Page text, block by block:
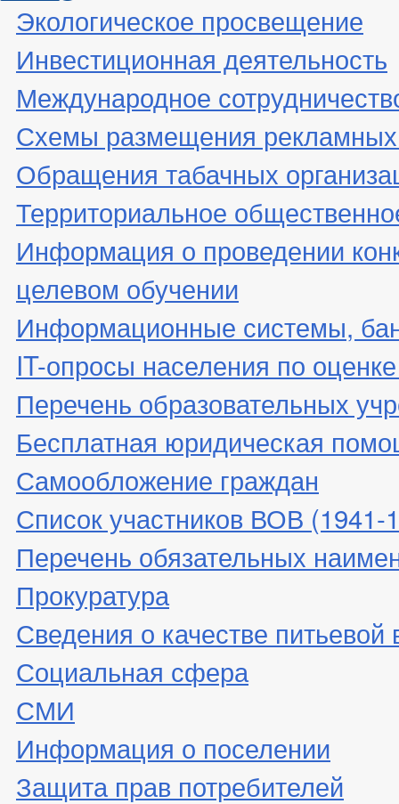
Экологическое просвещение
Инвестиционная деятельность
Международное
Схемы размещения рекламных
Обращения табачных
Территориальное
Информация о проведении
целевом обучении
Информационные системы,
IT-опросы населения по
Перечень образовательных
Бесплатная юридическая
Самообложение граждан
Список участников ВОВ (1941-
Перечень обязательных
Прокуратура
Сведения о качестве питьевой
Социальная сфера
СМИ
Информация о поселении
Защита прав потребителей